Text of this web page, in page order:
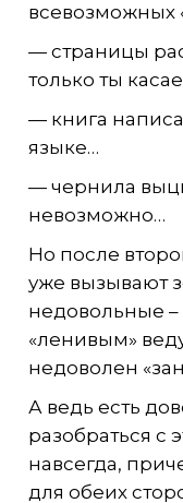
всевозможных
— страницы
только ты
— книга
языке…
— чернила
невозможно…
Но после
уже вызывают
недовольные
«ленивым»
недоволен
А ведь есть
разобраться с
навсегда,
для обеих